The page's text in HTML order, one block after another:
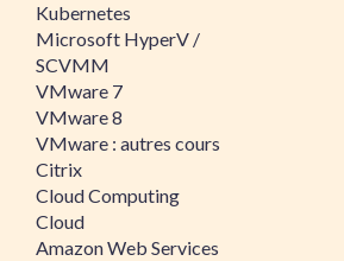
Kubernetes
Microsoft HyperV /
SCVMM
VMware 7
VMware 8
VMware : autres cours
Citrix
Cloud Computing
Cloud
Amazon Web Services